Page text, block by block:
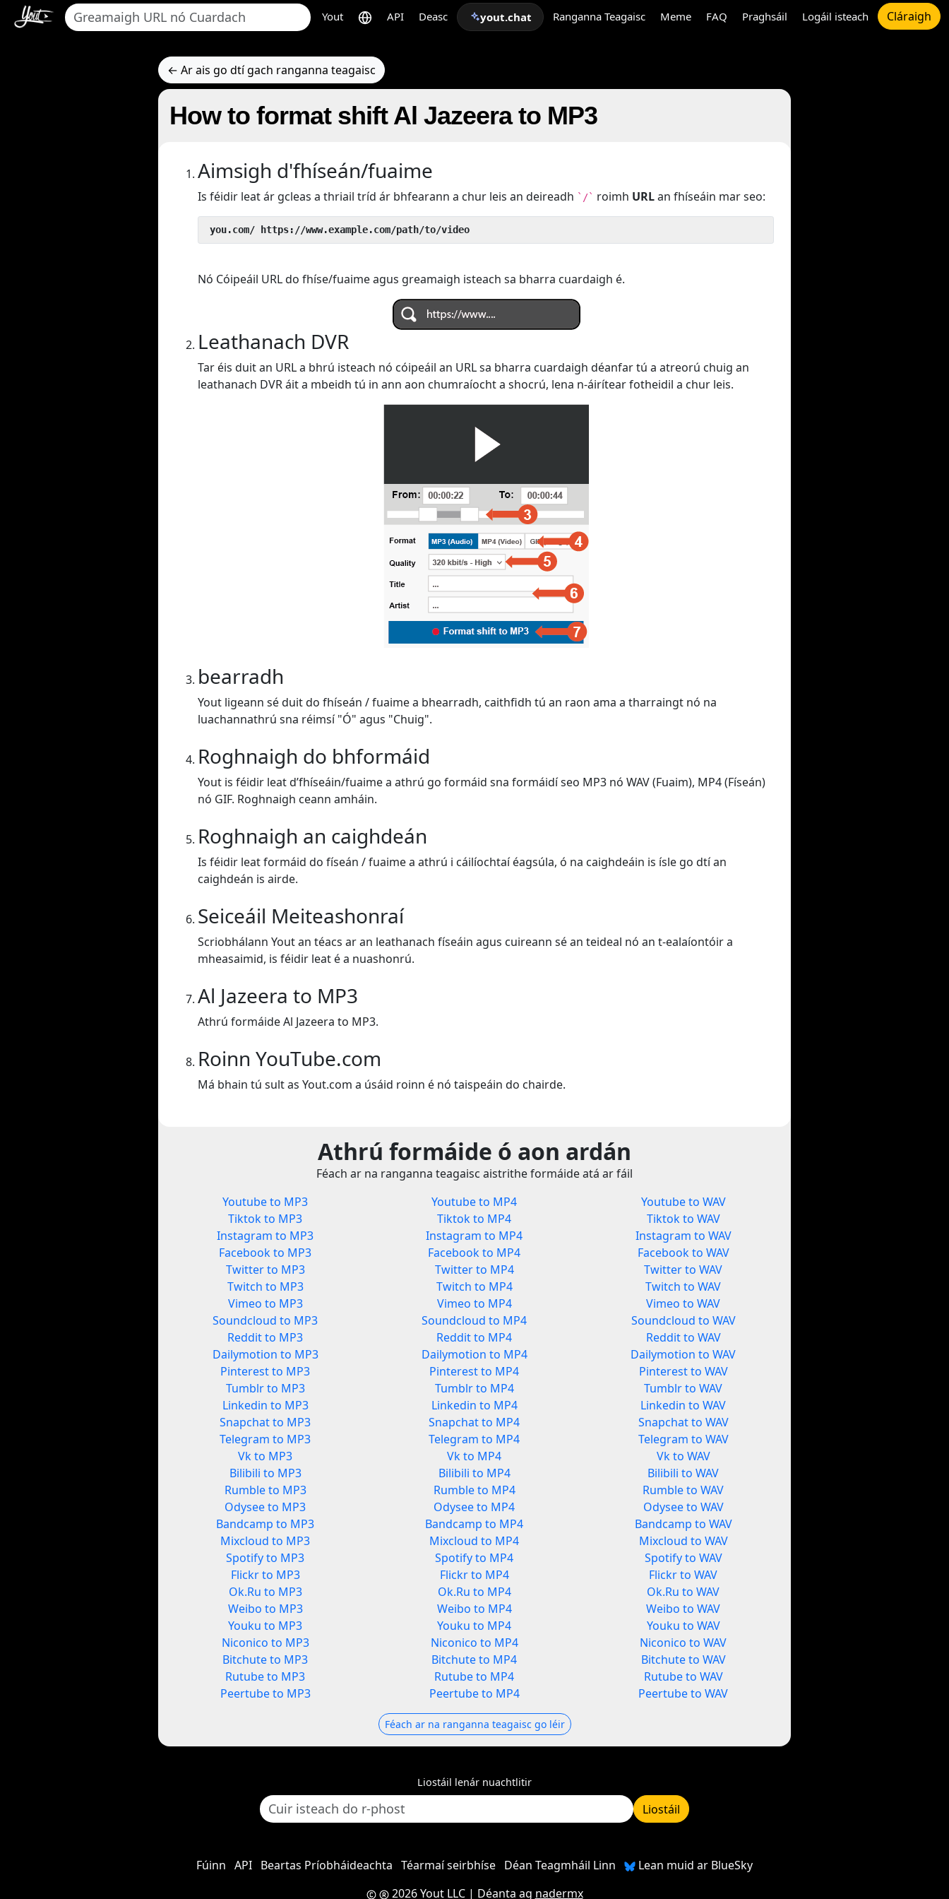
Yout API Deasc yout.chat Ranganna Teagaisc Meme FAQ Praghsáil Logáil isteach Cláraigh
← Ar ais go dtí gach ranganna teagaisc
How to format shift Al Jazeera to MP3
Aimsigh d'fhíseán/fuaime
Is féidir leat ár gcleas a thriail tríd ár bhfearann a chur leis an deireadh `/` roimh URLan fhíseáin mar seo:
you.com/ https://www.example.com/path/to/video
Nó Cóipeáil URL do fhíse/fuaime agus greamaigh isteach sa bharra cuardaigh é.
Leathanach DVR
Tar éis duit an URL a bhrú isteach nó cóipeáil an URL sa bharra cuardaigh déanfar tú a atreorú chuig an
leathanach DVR áit a mbeidh tú in ann aon chumraíocht a shocrú, lena n-áirítear fotheidil a chur leis.
bearradh
Yout ligeann sé duit do fhíseán / fuaime a bhearradh, caithfidh tú an raon ama a tharraingt nó na
luachannathrú sna réimsí "Ó" agus "Chuig".
Roghnaigh do bhformáid
Yout is féidir leat d’fhíseáin/fuaime a athrú go formáid sna formáidí seo MP3 nó WAV (Fuaim), MP4 (Físeán)
nó GIF. Roghnaigh ceann amháin.
Roghnaigh an caighdeán
Is féidir leat formáid do físeán / fuaime a athrú i cáilíochtaí éagsúla, ó na caighdeáin is ísle go dtí an
caighdeán is airde.
Seiceáil Meiteashonraí
Scriobhálann Yout an téacs ar an leathanach físeáin agus cuireann sé an teideal nó an t-ealaíontóir a
mheasaimid, is féidir leat é a nuashonrú.
Al Jazeera to MP3
Athrú formáide Al Jazeera to MP3.
Roinn YouTube.com
Má bhain tú sult as Yout.com a úsáid roinn é nó taispeáin do chairde.
Athrú formáide ó aon ardán
Féach ar na ranganna teagaisc aistrithe formáide atá ar fáil
Youtube to MP3
Tiktok to MP3
Instagram to MP3
Facebook to MP3
Twitter to MP3
Twitch to MP3
Vimeo to MP3
Soundcloud to MP3
Reddit to MP3
Dailymotion to MP3
Pinterest to MP3
Tumblr to MP3
Linkedin to MP3
Snapchat to MP3
Telegram to MP3
Vk to MP3
Bilibili to MP3
Rumble to MP3
Odysee to MP3
Bandcamp to MP3
Mixcloud to MP3
Spotify to MP3
Flickr to MP3
Ok.Ru to MP3
Weibo to MP3
Youku to MP3
Niconico to MP3
Bitchute to MP3
Rutube to MP3
Peertube to MP3
Youtube to MP4
Tiktok to MP4
Instagram to MP4
Facebook to MP4
Twitter to MP4
Twitch to MP4
Vimeo to MP4
Soundcloud to MP4
Reddit to MP4
Dailymotion to MP4
Pinterest to MP4
Tumblr to MP4
Linkedin to MP4
Snapchat to MP4
Telegram to MP4
Vk to MP4
Bilibili to MP4
Rumble to MP4
Odysee to MP4
Bandcamp to MP4
Mixcloud to MP4
Spotify to MP4
Flickr to MP4
Ok.Ru to MP4
Weibo to MP4
Youku to MP4
Niconico to MP4
Bitchute to MP4
Rutube to MP4
Peertube to MP4
Youtube to WAV
Tiktok to WAV
Instagram to WAV
Facebook to WAV
Twitter to WAV
Twitch to WAV
Vimeo to WAV
Soundcloud to WAV
Reddit to WAV
Dailymotion to WAV
Pinterest to WAV
Tumblr to WAV
Linkedin to WAV
Snapchat to WAV
Telegram to WAV
Vk to WAV
Bilibili to WAV
Rumble to WAV
Odysee to WAV
Bandcamp to WAV
Mixcloud to WAV
Spotify to WAV
Flickr to WAV
Ok.Ru to WAV
Weibo to WAV
Youku to WAV
Niconico to WAV
Bitchute to WAV
Rutube to WAV
Peertube to WAV
Féach ar na ranganna teagaisc go léir
Liostáil lenár nuachtlitir
Liostáil
Fúinn API Beartas Príobháideachta Téarmaí seirbhíse Déan Teagmháil Linn
Lean muid ar BlueSky
2026 Yout LLC| Déanta ag nadermx